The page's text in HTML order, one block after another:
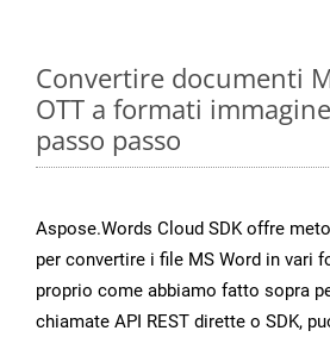
Convertire documenti
OTT a formati
passo passo
Aspose.Words Cloud SDK offre
per convertire i file MS Word in vari
proprio come abbiamo fatto sopra
chiamate API REST dirette o SDK,